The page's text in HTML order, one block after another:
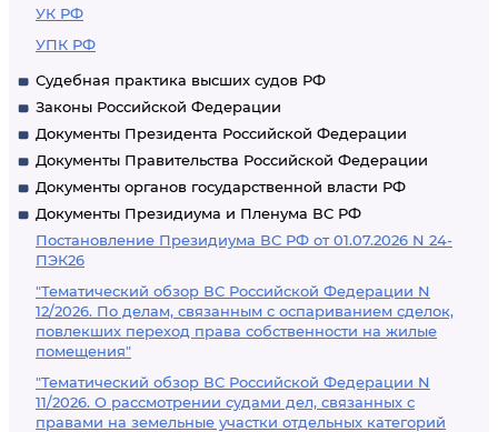
УК РФ
УПК РФ
Судебная практика высших судов РФ
Законы Российской Федерации
Документы Президента Российской Федерации
Документы Правительства Российской Федерации
Документы органов государственной власти РФ
Документы Президиума и Пленума ВС РФ
Постановление Президиума ВС РФ от 01.07.2026 N 24-
ПЭК26
"Тематический обзор ВС Российской Федерации N
12/2026. По делам, связанным с оспариванием сделок,
повлекших переход права собственности на жилые
помещения"
"Тематический обзор ВС Российской Федерации N
11/2026. О рассмотрении судами дел, связанных с
правами на земельные участки отдельных категорий